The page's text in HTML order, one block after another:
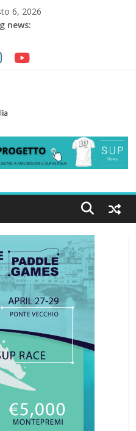
6, 2026
news:
per Reggio Calabria
di Gallico torna la festa
con la giornata della
per lo IOR